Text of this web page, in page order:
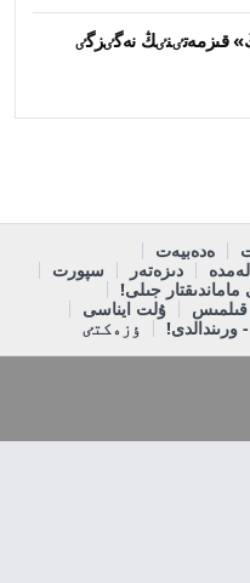
قىزمەتٸنٸڭ نەگٸزگٸ
ەدەبيەت
دىزەتەر
سپورت
جىلى!
قىلمىس
ۇلت ايناسى
- ورىندالدى! ٶزەكتٸ